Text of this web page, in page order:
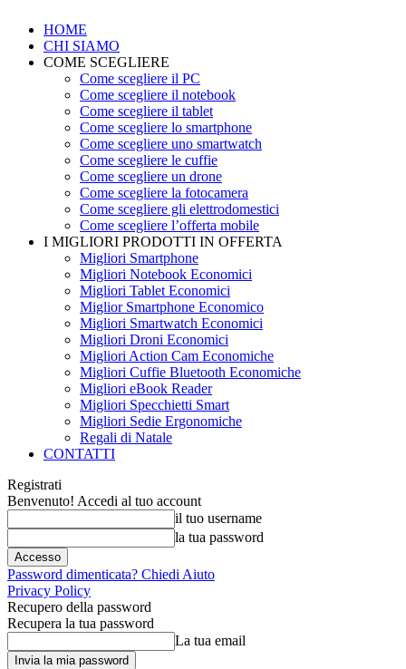
HOME
CHI SIAMO
COME SCEGLIERE
Come scegliere il PC
Come scegliere il notebook
Come scegliere il tablet
Come scegliere lo smartphone
Come scegliere uno smartwatch
Come scegliere le cuffie
Come scegliere un drone
Come scegliere la fotocamera
Come scegliere gli elettrodomestici
Come scegliere l’offerta mobile
I MIGLIORI PRODOTTI IN OFFERTA
Migliori Smartphone
Migliori Notebook Economici
Migliori Tablet Economici
Miglior Smartphone Economico
Migliori Smartwatch Economici
Migliori Droni Economici
Migliori Action Cam Economiche
Migliori Cuffie Bluetooth Economiche
Migliori eBook Reader
Migliori Specchietti Smart
Migliori Sedie Ergonomiche
Regali di Natale
CONTATTI
Registrati
Benvenuto! Accedi al tuo account
il tuo username
la tua password
Password dimenticata? Chiedi Aiuto
Privacy Policy
Recupero della password
Recupera la tua password
La tua email